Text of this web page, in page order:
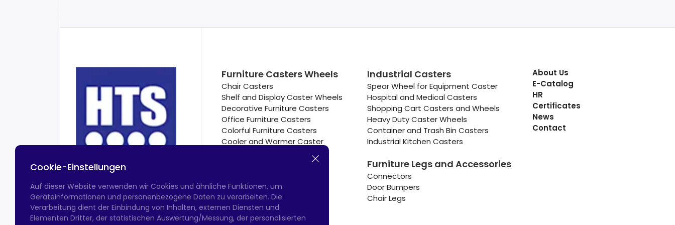
Furniture Casters Wheels
Chair Casters
Shelf and Display Caster Wheels
Decorative Furniture Casters
Office Furniture Casters
Colorful Furniture Casters
Cooler and Warmer Caster
Hotel Equipment Casters
Industrial Casters
Spear Wheel for Equipment Caster
Hospital and Medical Casters
Shopping Cart Casters and Wheels
Heavy Duty Caster Wheels
Container and Trash Bin Casters
Industrial Kitchen Casters
Furniture Legs and Accessories
Connectors
Door Bumpers
Chair Legs
About Us
E-Catalog
HR
Certificates
News
Contact
Cookie-Einstellungen
Auf dieser Website verwenden wir Cookies und ähnliche Funktionen, um
Geräteinformationen und personenbezogene Daten zu verarbeiten. Die
Verarbeitung dient der Einbindung von Inhalten, externen Diensten und
Elementen Dritter, der statistischen Auswertung/Messung, der personalisierten